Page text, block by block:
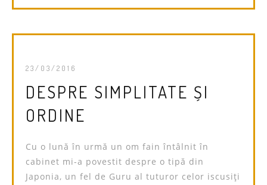
23/03/2016
DESPRE SIMPLITATE ȘI
ORDINE
Cu o lună în urmă un om fain întâlnit în
cabinet mi-a povestit despre o tipă din
Japonia, un fel de Guru al tuturor celor iscusiți